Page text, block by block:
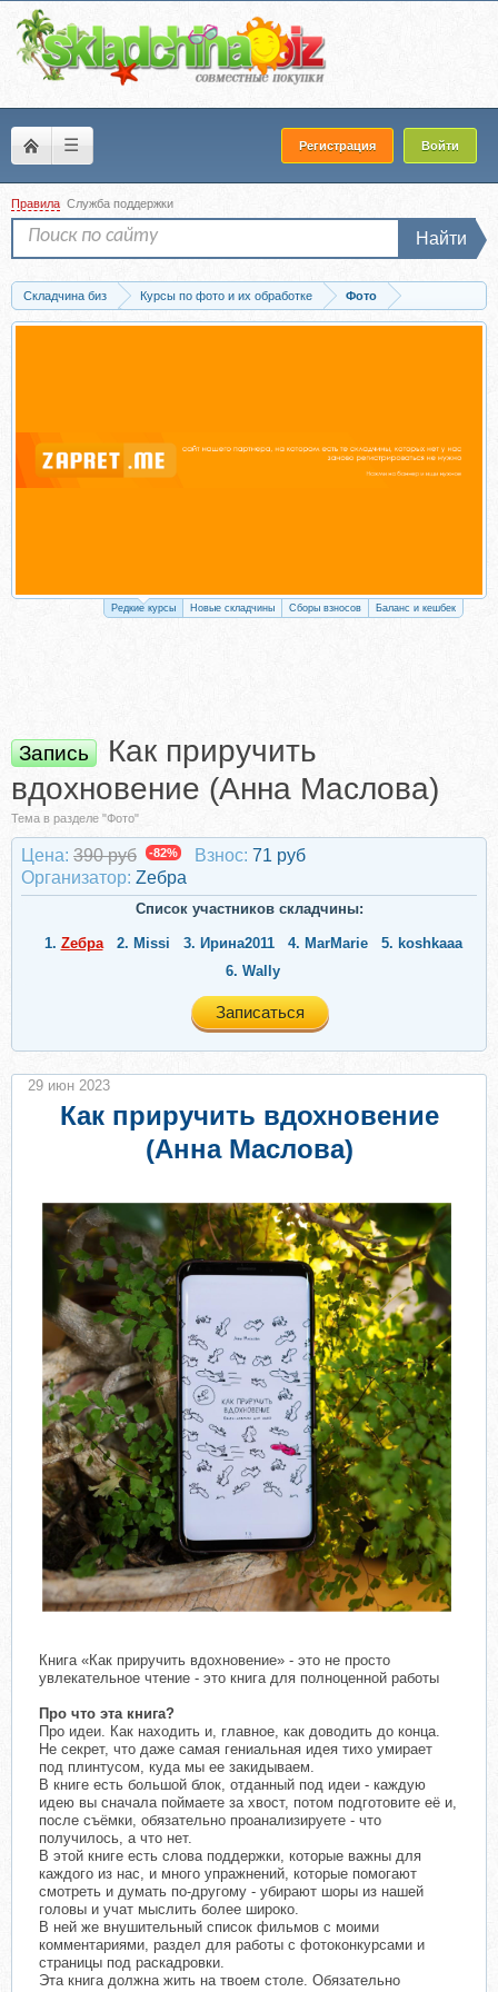
☰ Регистрация Войти
Правила Служба поддержки
Найти
Складчина биз Курсы по фото и их обработке
Фото
Запись Как приручить вдохновение (Анна Маслова)
Редкие курсы Новые складчины Сборы взносов Баланс и кешбек
Запись
Как приручить
вдохновение (Анна Маслова)
Тема в разделе "Фото"
Цена: 390 руб -82% Взнос: 71 руб
Организатор: Zебра
Список участников складчины:
1. Zебра 2. Missi 3. Ирина2011 4. MarMarie 5. koshkaaa
6. Wally
Записаться
Как приручить вдохновение
(Анна Маслова)
Книга «Как приручить вдохновение» - это не просто
увлекательное чтение - это книга для полноценной работы
Про что эта книга?
Про идеи. Как находить и, главное, как доводить до конца.
Не секрет, что даже самая гениальная идея тихо умирает
под плинтусом, куда мы ее закидываем.⠀
В книге есть большой блок, отданный под идеи - каждую
идею вы сначала поймаете за хвост, потом подготовите её и,
после съёмки, обязательно проанализируете - что
получилось, а что нет.
В этой книге есть слова поддержки, которые важны для
каждого из нас, и много упражнений, которые помогают
смотреть и думать по-другому - убирают шоры из нашей
головы и учат мыслить более широко.⠀
В ней же внушительный список фильмов с моими
комментариями, раздел для работы с фотоконкурсами и
страницы под раскадровки.
Эта книга должна жить на твоем столе. Обязательно
29 июн 2023